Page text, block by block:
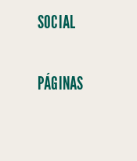
SOCIAL
PÁGINAS